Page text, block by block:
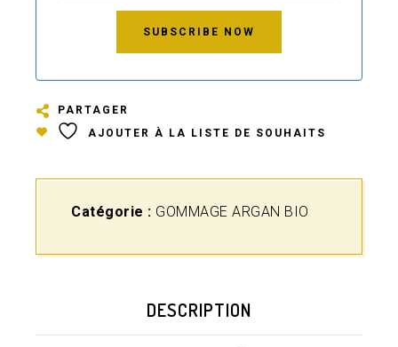
SUBSCRIBE NOW
PARTAGER
AJOUTER À LA LISTE DE SOUHAITS
Catégorie : GOMMAGE ARGAN BIO
DESCRIPTION